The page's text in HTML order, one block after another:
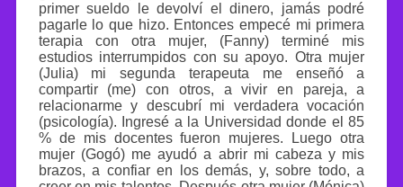
primer sueldo le devolví el dinero, jamás podré
pagarle lo que hizo. Entonces empecé mi primera
terapia con otra mujer, (Fanny) terminé mis
estudios interrumpidos con su apoyo. Otra mujer
(Julia) mi segunda terapeuta me enseñó a
compartir (me) con otros, a vivir en pareja, a
relacionarme y descubrí mi verdadera vocación
(psicología). Ingresé a la Universidad donde el 85
% de mis docentes fueron mujeres. Luego otra
mujer (Gogó) me ayudó a abrir mi cabeza y mis
brazos, a confiar en los demás, y, sobre todo, a